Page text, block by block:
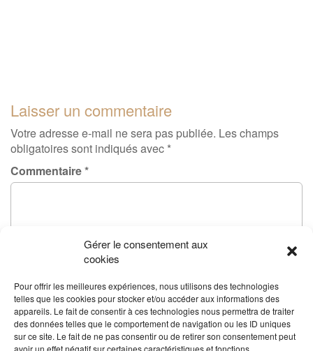
Gérer le consentement aux
cookies
Pour offrir les meilleures expériences, nous utilisons des technologies
telles que les cookies pour stocker et/ou accéder aux informations des
appareils. Le fait de consentir à ces technologies nous permettra de traiter
des données telles que le comportement de navigation ou les ID uniques
sur ce site. Le fait de ne pas consentir ou de retirer son consentement peut
avoir un effet négatif sur certaines caractéristiques et fonctions.
Laisser un commentaire
Votre adresse e-mail ne sera pas publiée. Les champs
obligatoires sont indiqués avec *
Commentaire*